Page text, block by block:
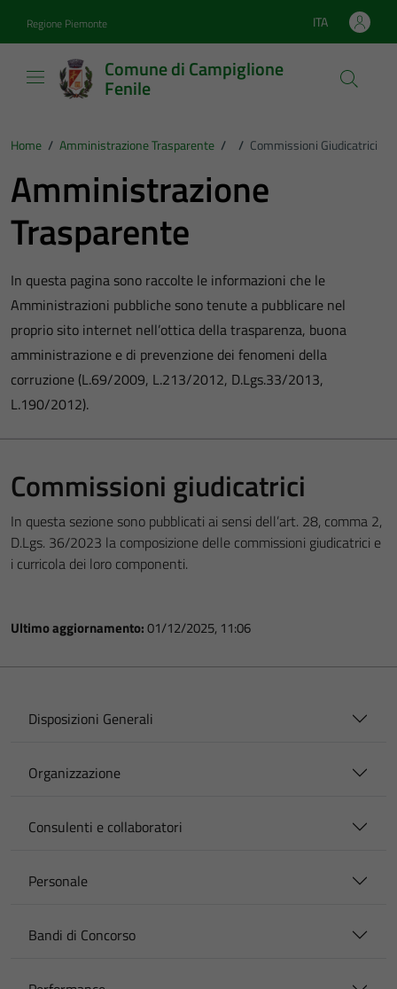
Regione Piemonte Lingua attiva:
ITA
Comune di Campiglione
Fenile
Home / Amministrazione Trasparente / / Commissioni Giudicatrici
Amministrazione
Trasparente
In questa pagina sono raccolte le informazioni che le
Amministrazioni pubbliche sono tenute a pubblicare nel
proprio sito internet nell’ottica della trasparenza, buona
amministrazione e di prevenzione dei fenomeni della
corruzione (L.69/2009, L.213/2012, D.Lgs.33/2013,
L.190/2012).
Commissioni giudicatrici
In questa sezione sono pubblicati ai sensi dell’art. 28, comma 2,
D.Lgs. 36/2023 la composizione delle commissioni giudicatrici e
i curricola dei loro componenti.
Ultimo aggiornamento:01/12/2025, 11:06
Disposizioni Generali
Organizzazione
Consulenti e collaboratori
Personale
Bandi di Concorso